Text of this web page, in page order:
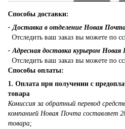
Способы доставки:
- Доставка в отделение Новая
Отследить ваш заказ вы можете по
- Адресная доставка курьером
Отследить ваш заказ вы можете по
Способы оплаты:
1. Оплата при получении с
товара
Комиссия за обратный перевод
компанией Новая Почта составляет
товара;